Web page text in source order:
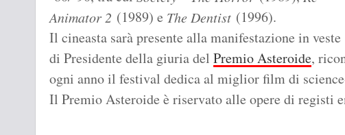
Animator 2 (1989) e The Dentist (1996).
Il cineasta sarà presente alla manifestazione in veste
di Presidente della giuria del Premio Asteroide,
ogni anno il festival dedica al miglior film di
Il Premio Asteroide è riservato alle opere di registi